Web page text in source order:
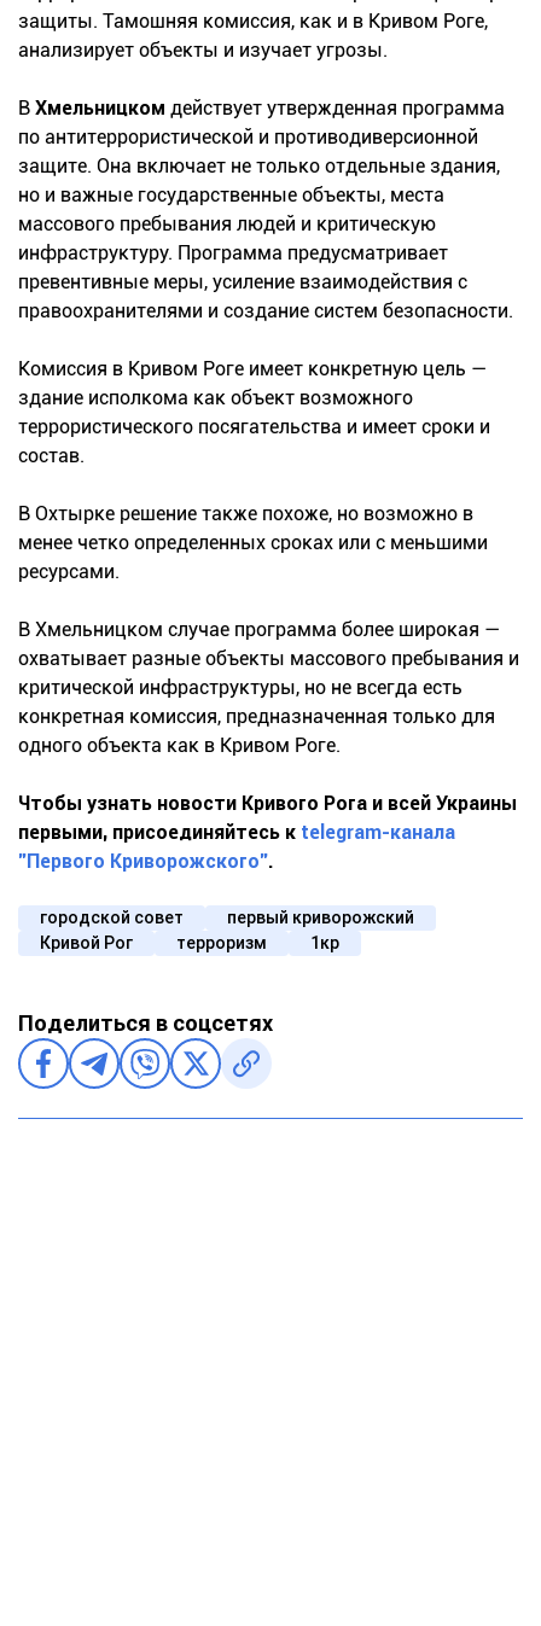
защиты. Тамошняя комиссия, как и в Кривом Роге,
анализирует объекты и изучает угрозы.
В Хмельницком действует утвержденная программа
по антитеррористической и противодиверсионной
защите. Она включает не только отдельные здания,
но и важные государственные объекты, места
массового пребывания людей и критическую
инфраструктуру. Программа предусматривает
превентивные меры, усиление взаимодействия с
правоохранителями и создание систем безопасности.
Комиссия в Кривом Роге имеет конкретную цель —
здание исполкома как объект возможного
террористического посягательства и имеет сроки и
состав.
В Охтырке решение также похоже, но возможно в
менее четко определенных сроках или с меньшими
ресурсами.
В Хмельницком случае программа более широкая —
охватывает разные объекты массового пребывания и
критической инфраструктуры, но не всегда есть
конкретная комиссия, предназначенная только для
одного объекта как в Кривом Роге.
Чтобы узнать новости Кривого Рога и всей Украины
первыми, присоединяйтесь к telegram-канала
"Первого Криворожского".
городской совет
первый криворожский
Кривой Рог
терроризм 1кр
Поделиться в соцсетях